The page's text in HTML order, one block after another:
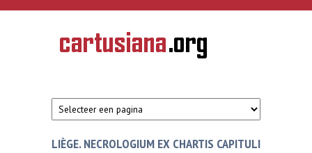
Overslaan en naar de inhoud gaan
CARTUSIANA
Geschiedenis
van de
LIÈGE. NECROLOGIUM EX CHARTIS CAPITULI